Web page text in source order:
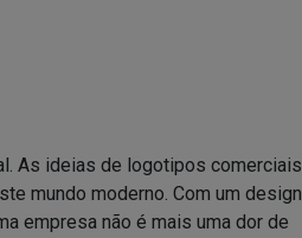
As ideias de logotipos comerciais
mundo moderno. Com um design
empresa não é mais uma dor de